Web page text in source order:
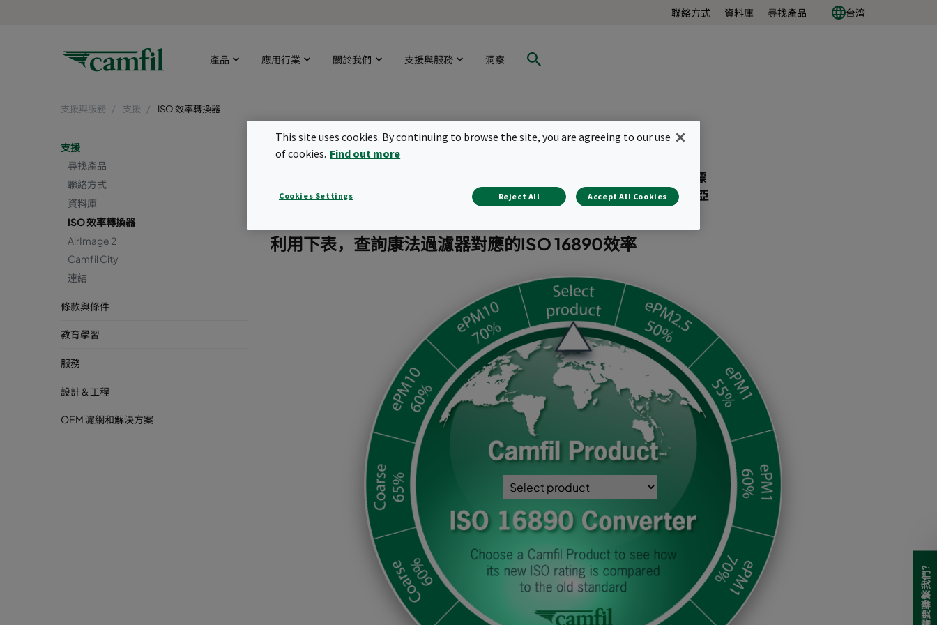
聯絡方式 資料庫 尋找產品 台湾
產品 應用行業 關於我們 支援與服務 洞察
支援與服務 支援 ISO 效率轉換器
支援
尋找產品
聯絡方式
資料庫
ISO 效率轉換器
AirImage 2
Camfil City
連結
條款與條件
教育學習
服務
設計 & 工程
OEM 濾網和解決方案
ISO 16890效率轉換
非常重要的是，ISO 16890標準具有全球適用性。到目前為止，還沒有這樣的標
準，在美洲，ASHRAE標準52.2占主導地位，在歐洲，EN779占主導地位，在亞
利用下表，查詢康法過濾器對應的ISO 16890效率
需要聯繫我們?
This site uses cookies. By continuing to browse the site, you are agreeing to our use
of cookies. Find out more
Cookies Settings Reject All Accept All Cookies